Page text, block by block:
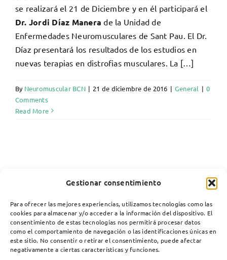
Gestionar consentimiento
Para ofrecer las mejores experiencias, utilizamos tecnologías como las
cookies para almacenar y/o acceder a la información del dispositivo. El
consentimiento de estas tecnologías nos permitirá procesar datos
como el comportamiento de navegación o las identificaciones únicas en
este sitio. No consentir o retirar el consentimiento, puede afectar
negativamente a ciertas características y funciones.
se realizará el 21 de Diciembre y en él participará el
Dr. Jordi Díaz Manera de la Unidad de
Enfermedades Neuromusculares de Sant Pau. El Dr.
Díaz presentará los resultados de los estudios en
nuevas terapias en distrofias musculares. La […]
By Neuromuscular BCN | 21 de diciembre de 2016 | General | 0
Comments
Read More